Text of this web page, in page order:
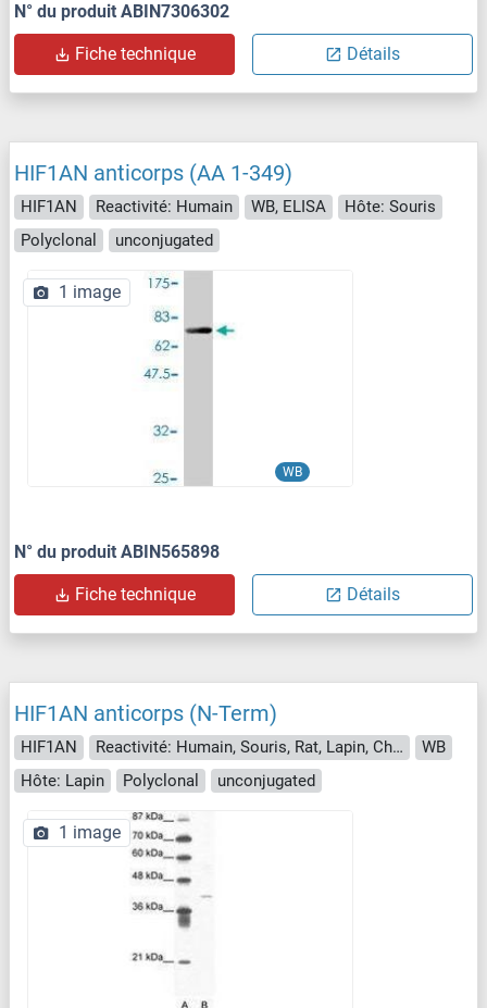
N° du produit ABIN7306302
Fiche technique Détails
HIF1AN anticorps (AA 1-349)
HIF1AN Reactivité: Humain WB, ELISA
Hôte: Souris
Polyclonal
unconjugated
WB
1 image
N° du produit ABIN565898
Fiche technique Détails
HIF1AN anticorps (N-Term)
HIF1AN Reactivité: Humain, Souris, Rat, Lapin, Chien, Boeuf (Vache), Cobaye, Singe
WB
Hôte: Lapin
Polyclonal unconjugated
1 image